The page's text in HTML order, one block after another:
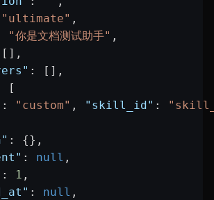
"ultimate" ,
"你是文档测试助手" ,
: [],
[
: "custom" , "skill_id" :
: {},
: null ,
: 1 ,
: null ,